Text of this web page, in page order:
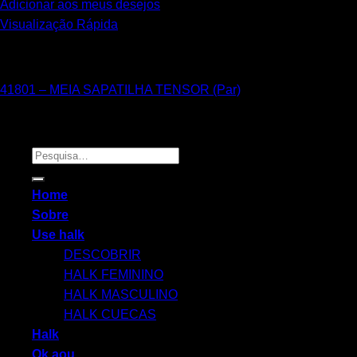
Adicionar aos meus desejos
Visualização Rápida
41801 – MEIA SAPATILHA TENSOR (Par)
Pesquisar
por:
Home
Sobre
Use halk
DESCOBRIR
HALK FEMININO
HALK MASCULINO
HALK CUECAS
Halk
Ok.aou